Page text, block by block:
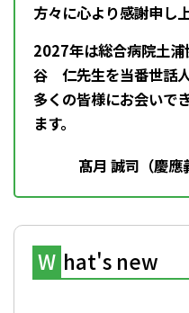
方々に心より感謝申し上
2027年は総合病院土
谷 仁先生を当番世話
多くの皆様にお会いで
ます。
髙月 誠司（慶應
W hat's new